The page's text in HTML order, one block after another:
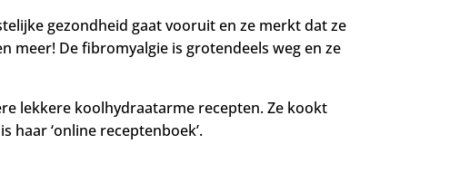
gezondheid gaat vooruit en ze merkt dat ze
meer! De fibromyalgie is grotendeels weg en ze
lekkere koolhydraatarme recepten. Ze kookt
haar ‘online receptenboek’.